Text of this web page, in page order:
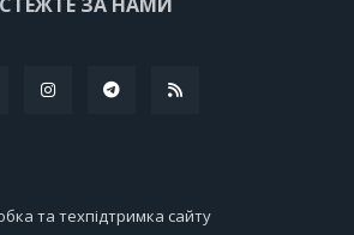
та техпідтримка сайту